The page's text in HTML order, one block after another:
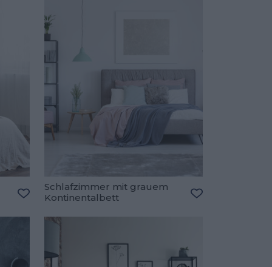
Schlafzimmer mit grauem
Kontinentalbett